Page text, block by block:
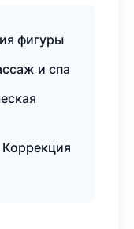
фигуры
и спа